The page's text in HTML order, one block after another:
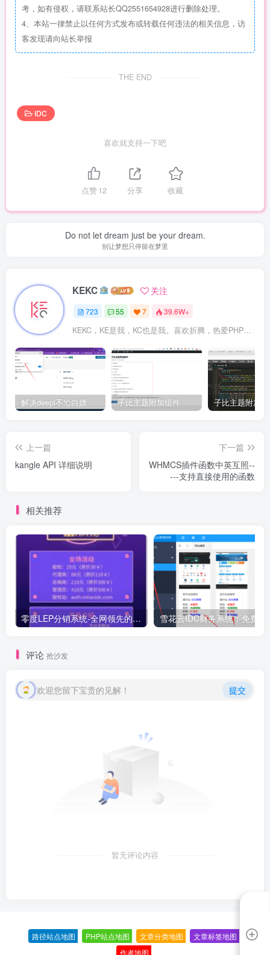
考，如有侵权，请联系站长QQ2551654928进行删除处理。
4、本站一律禁止以任何方式发布或转载任何违法的相关信息，访
客发现请向站长举报
THE END
IDC
喜欢就支持一下吧
点赞12 分享 收藏
Do not let dream just be your dream.
别让梦想只停留在梦里
KEKC 关注
723 55 7 39.6W+
KEKC，KE是我，KC也是我。喜欢折腾，热爱PHP及WordPress，在学go语言，专注于技术与分享，开发过程序，维护过企业网站。
解决deepl不给白嫖 子比主题附加组件
上一篇
kangle API 详细说明
下一篇
WHMCS插件函数中英互照--
---支持直接使用的函数
相关推荐
零度LEP分销系统-全网领先的EP分销系统-1.1版本正式发布
评论 抢沙发
欢迎您留下宝贵的见解！ 提交
暂无评论内容
路径站点地图 PHP站点地图 文章分类地图 文章标签地图
作者地图